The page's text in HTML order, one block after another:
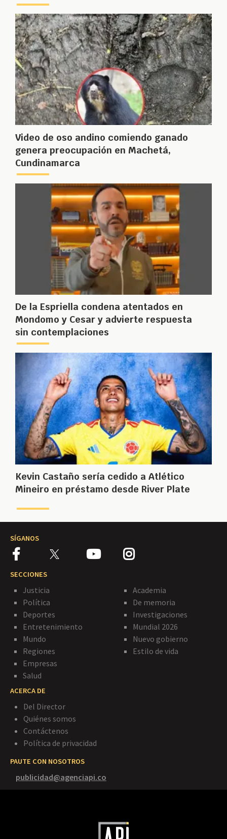
Video de oso andino comiendo ganado
genera preocupación en Machetá,
Cundinamarca
De la Espriella condena atentados en
Mondomo y Cesar y advierte respuesta
sin contemplaciones
Kevin Castaño sería cedido a Atlético
Mineiro en préstamo desde River Plate
SÍGANOS
SECCIONES
Justicia
Política
Deportes
Entretenimiento
Mundo
Regiones
Empresas
Salud
Academia
De memoria
Investigaciones
Mundial 2026
Nuevo gobierno
Estilo de vida
ACERCA DE
Del Director
Quiénes somos
Contáctenos
Política de privacidad
PAUTE CON NOSOTROS
publicidad@agenciapi.co